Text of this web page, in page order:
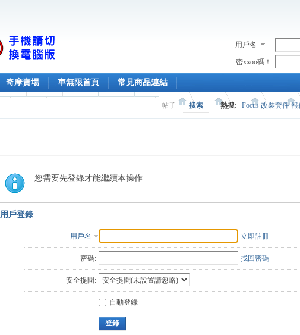
用戶名
密xxoo碼！
奇摩賣場 車無限首頁 常見商品連結
帖子 搜索 熱搜: Focus 改裝套件
您需要先登錄才能繼續本操作
用戶登錄
用戶名 立即註冊
密碼: 找回密碼
安全提問:
自動登錄
登錄